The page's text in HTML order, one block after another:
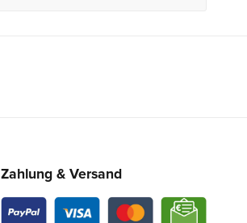
Zahlung & Versand